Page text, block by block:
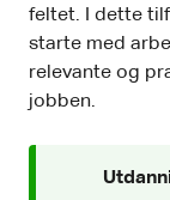
feltet. I dette
starte med
relevante og
jobben.